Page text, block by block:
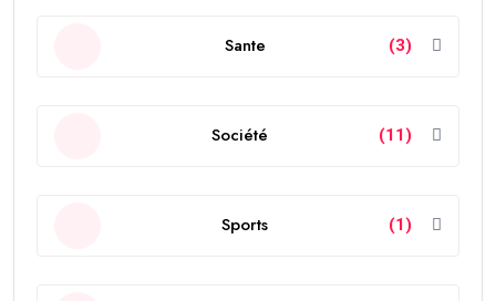
Sante (3)
Société (11)
Sports (1)